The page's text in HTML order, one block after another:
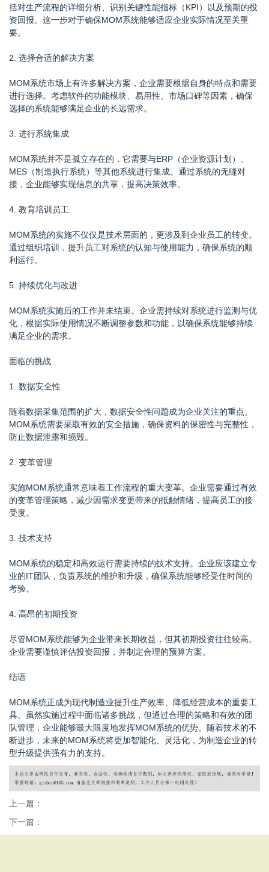
括对生产流程的详细分析、识别关键性能指标（KPI）以及预期的投
资回报。这一步对于确保MOM系统能够适应企业实际情况至关重
要。
2. 选择合适的解决方案
MOM系统市场上有许多解决方案，企业需要根据自身的特点和需要
进行选择。考虑软件的功能模块、易用性、市场口碑等因素，确保
选择的系统能够满足企业的长远需求。
3. 进行系统集成
MOM系统并不是孤立存在的，它需要与ERP（企业资源计划）、
MES（制造执行系统）等其他系统进行集成。通过系统的无缝对
接，企业能够实现信息的共享，提高决策效率。
4. 教育培训员工
MOM系统的实施不仅仅是技术层面的，更涉及到企业员工的转变。
通过组织培训，提升员工对系统的认知与使用能力，确保系统的顺
利运行。
5. 持续优化与改进
MOM系统实施后的工作并未结束。企业需持续对系统进行监测与优
化，根据实际使用情况不断调整参数和功能，以确保系统能够持续
满足企业的需求。
面临的挑战
1. 数据安全性
随着数据采集范围的扩大，数据安全性问题成为企业关注的重点。
MOM系统需要采取有效的安全措施，确保资料的保密性与完整性，
防止数据泄露和损毁。
2. 变革管理
实施MOM系统通常意味着工作流程的重大变革。企业需要通过有效
的变革管理策略，减少因需求变更带来的抵触情绪，提高员工的接
受度。
3. 技术支持
MOM系统的稳定和高效运行需要持续的技术支持。企业应该建立专
业的IT团队，负责系统的维护和升级，确保系统能够经受住时间的
考验。
4. 高昂的初期投资
尽管MOM系统能够为企业带来长期收益，但其初期投资往往较高。
企业需要谨慎评估投资回报，并制定合理的预算方案。
结语
MOM系统正成为现代制造业提升生产效率、降低经营成本的重要工
具。虽然实施过程中面临诸多挑战，但通过合理的策略和有效的团
队管理，企业能够最大限度地发挥MOM系统的优势。随着技术的不
断进步，未来的MOM系统将更加智能化、灵活化，为制造企业的转
型升级提供强有力的支持。
上一篇：
下一篇：